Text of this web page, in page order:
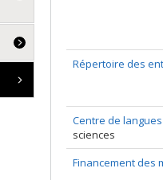
Répertoire des
Centre de langues
sciences
Financement des